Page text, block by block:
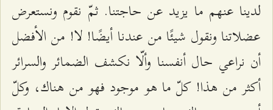
لدينا عنهم ما يزيد عن حاجتنا. ثمّ نقوم ونستعرض
عضلاتنا ونقول شيئًا من عندنا أيضًا! لا! من الأفضل
أن نراعي حال أنفسنا وألّا نكشف الضمائر والسرائر
أكثر من هذا! كلّ ما هو موجود فهو من هناك، وكلّ